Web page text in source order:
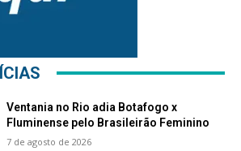
Ventania no Rio adia Botafogo x
Fluminense pelo Brasileirão Feminino
7 de agosto de 2026